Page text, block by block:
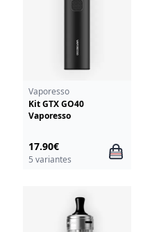
Vaporesso
Kit GTX GO40
Vaporesso
17.90€
5 variantes